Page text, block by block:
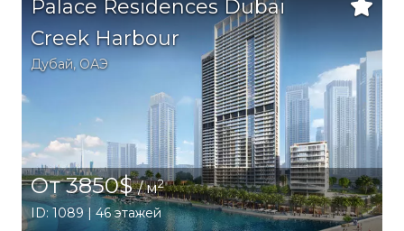
Palace Residences Dubai
Creek Harbour
Дубай, ОАЭ
От 3850$/ м2
ID: 1089 | 46 этажей